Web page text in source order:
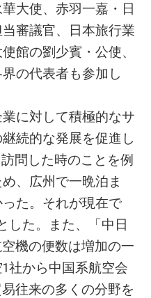
大使、赤羽一嘉・日
審議官、日本旅行業
館の劉少賓・公使、
の代表者も参加し
に対して積極的なサ
続的な発展を促進し
問した時のことを例
、広州で一晩泊ま
た。それが現在で
した。また、「中日
機の便数は増加の一
社から中国系航空会
往来の多くの分野を